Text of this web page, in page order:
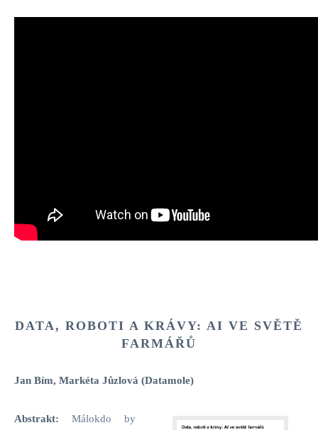
DATA, ROBOTI A KRÁVY: AI VE SVĚTĚ
FARMÁŘŮ
Jan Bím, Markéta Jůzlová (Datamole)
Abstrakt: Málokdo by